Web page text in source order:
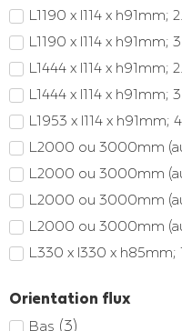
L1190 x l114 x h91mm;
L1190 x l114 x h91mm;
L1444 x l114 x h91mm;
L1444 x l114 x h91mm;
L1953 x l114 x h91mm;
L2000 ou 3000mm
L2000 ou 3000mm
L2000 ou 3000mm
L2000 ou 3000mm
L330 x l330 x h85mm;
L935 x l114 x h91mm;
Orientation flux
Bas (3)